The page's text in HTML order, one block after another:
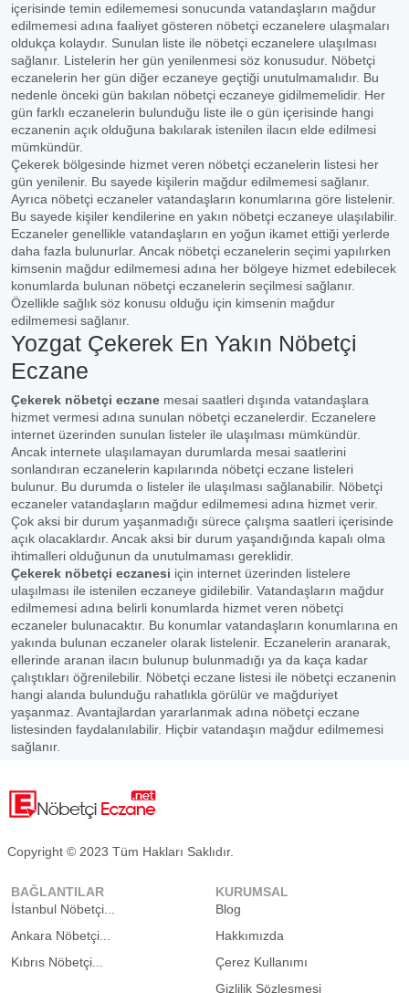
içerisinde temin edilememesi sonucunda vatandaşların mağdur
edilmemesi adına faaliyet gösteren nöbetçi eczanelere ulaşmaları
oldukça kolaydır. Sunulan liste ile nöbetçi eczanelere ulaşılması
sağlanır. Listelerin her gün yenilenmesi söz konusudur. Nöbetçi
eczanelerin her gün diğer eczaneye geçtiği unutulmamalıdır. Bu
nedenle önceki gün bakılan nöbetçi eczaneye gidilmemelidir. Her
gün farklı eczanelerin bulunduğu liste ile o gün içerisinde hangi
eczanenin açık olduğuna bakılarak istenilen ilacın elde edilmesi
mümkündür.
Çekerek bölgesinde hizmet veren nöbetçi eczanelerin listesi her
gün yenilenir. Bu sayede kişilerin mağdur edilmemesi sağlanır.
Ayrıca nöbetçi eczaneler vatandaşların konumlarına göre listelenir.
Bu sayede kişiler kendilerine en yakın nöbetçi eczaneye ulaşılabilir.
Eczaneler genellikle vatandaşların en yoğun ikamet ettiği yerlerde
daha fazla bulunurlar. Ancak nöbetçi eczanelerin seçimi yapılırken
kimsenin mağdur edilmemesi adına her bölgeye hizmet edebilecek
konumlarda bulunan nöbetçi eczanelerin seçilmesi sağlanır.
Özellikle sağlık söz konusu olduğu için kimsenin mağdur
edilmemesi sağlanır.
Yozgat Çekerek En Yakın Nöbetçi
Eczane
Çekerek nöbetçi eczane mesai saatleri dışında vatandaşlara
hizmet vermesi adına sunulan nöbetçi eczanelerdir. Eczanelere
internet üzerinden sunulan listeler ile ulaşılması mümkündür.
Ancak internete ulaşılamayan durumlarda mesai saatlerini
sonlandıran eczanelerin kapılarında nöbetçi eczane listeleri
bulunur. Bu durumda o listeler ile ulaşılması sağlanabilir. Nöbetçi
eczaneler vatandaşların mağdur edilmemesi adına hizmet verir.
Çok aksi bir durum yaşanmadığı sürece çalışma saatleri içerisinde
açık olacaklardır. Ancak aksi bir durum yaşandığında kapalı olma
ihtimalleri olduğunun da unutulmaması gereklidir.
Çekerek nöbetçi eczanesi için internet üzerinden listelere
ulaşılması ile istenilen eczaneye gidilebilir. Vatandaşların mağdur
edilmemesi adına belirli konumlarda hizmet veren nöbetçi
eczaneler bulunacaktır. Bu konumlar vatandaşların konumlarına en
yakında bulunan eczaneler olarak listelenir. Eczanelerin aranarak,
ellerinde aranan ilacın bulunup bulunmadığı ya da kaça kadar
çalıştıkları öğrenilebilir. Nöbetçi eczane listesi ile nöbetçi eczanenin
hangi alanda bulunduğu rahatlıkla görülür ve mağduriyet
yaşanmaz. Avantajlardan yararlanmak adına nöbetçi eczane
listesinden faydalanılabilir. Hiçbir vatandaşın mağdur edilmemesi
sağlanır.
Copyright © 2023 Tüm Hakları Saklıdır.
BAĞLANTILAR
İstanbul Nöbetçi...
Ankara Nöbetçi...
Kıbrıs Nöbetçi...
KURUMSAL
Blog
Hakkımızda
Çerez Kullanımı
Gizlilik Sözleşmesi